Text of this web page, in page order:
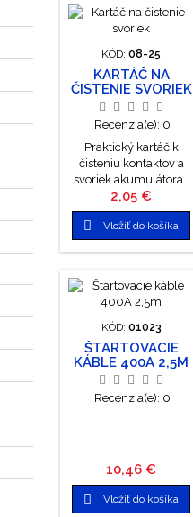
KÓD: 08-25
KARTÁČ NA
ČISTENIE SVORIEK
Recenzia(e): 0
Praktický kartáč k
čisteniu kontaktov a
svoriek akumulátora.
Cena
2,05 €
 Vložiť do košíka
KÓD: 01023
ŠTARTOVACIE
KÁBLE 400A 2,5M
Recenzia(e): 0
Cena
10,46 €
 Vložiť do košíka